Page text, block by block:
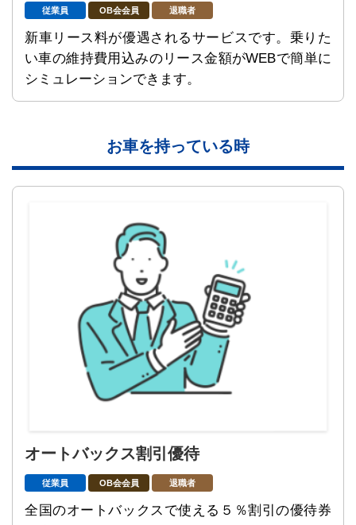
従業員 OB会会員 退職者
新車リース料が優遇されるサービスです。乗りた
い車の維持費用込みのリース金額がWEBで簡単に
シミュレーションできます。
お車を持っている時
オートバックス割引優待
従業員 OB会会員 退職者
全国のオートバックスで使える５％割引の優待券